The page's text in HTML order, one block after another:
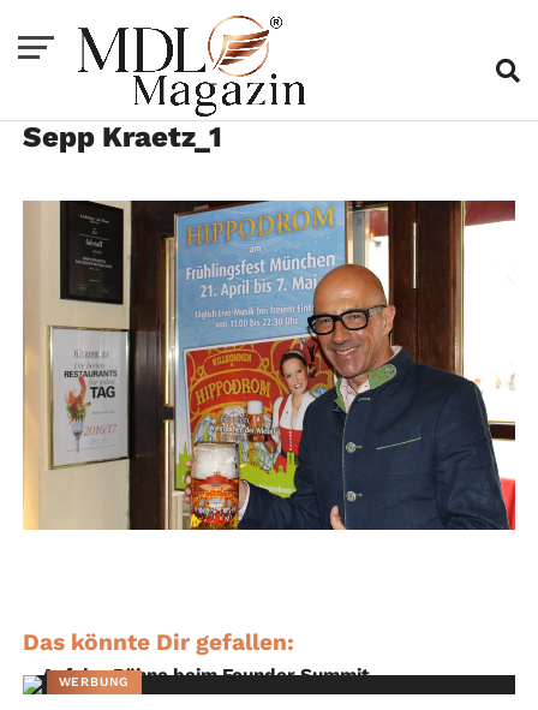
Sepp Kraetz_1
Das könnte Dir gefallen:
WERBUNG